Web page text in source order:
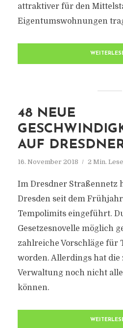
attraktiver für den
Eigentumswohnungen
48 NEUE
AUF DRESDNER
16. November 2018 2 Min.
Im Dresdner Straßennetz
Dresden seit dem
Tempolimits eingeführt.
Gesetzesnovelle möglich
zahlreiche Vorschläge für
worden. Allerdings hat die
Verwaltung noch nicht
können.